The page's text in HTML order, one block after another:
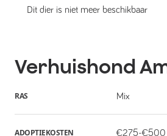
Dit dier is niet meer beschikbaar
Verhuishond
RAS Mix
ADOPTIEKOSTEN €275-€500